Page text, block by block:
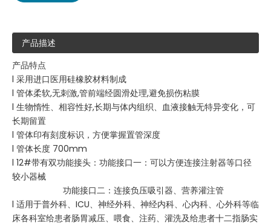
产品描述
产品特点
l 采用进口医用硅橡胶材料制成
l 管体柔软,无刺激,管前端经圆滑处理,避免损伤粘膜
l 生物惰性、相容性好,长期与体内组织、血液接触无特异变化，可
长期留置
l 管体印有刻度标识，方便掌握置管深度
l 管体长度 700mm
l 12#带有双功能接头：功能接口一：可以方便连接注射器等口径
较小器械
功能接口二：连接负压吸引器、营养灌注管
l 适用于普外科、ICU、神经外科、神经内科、心内科、心外科等临
床各科室给患者肠胃减压、喂食、注药、灌洗及给患者十二指肠实